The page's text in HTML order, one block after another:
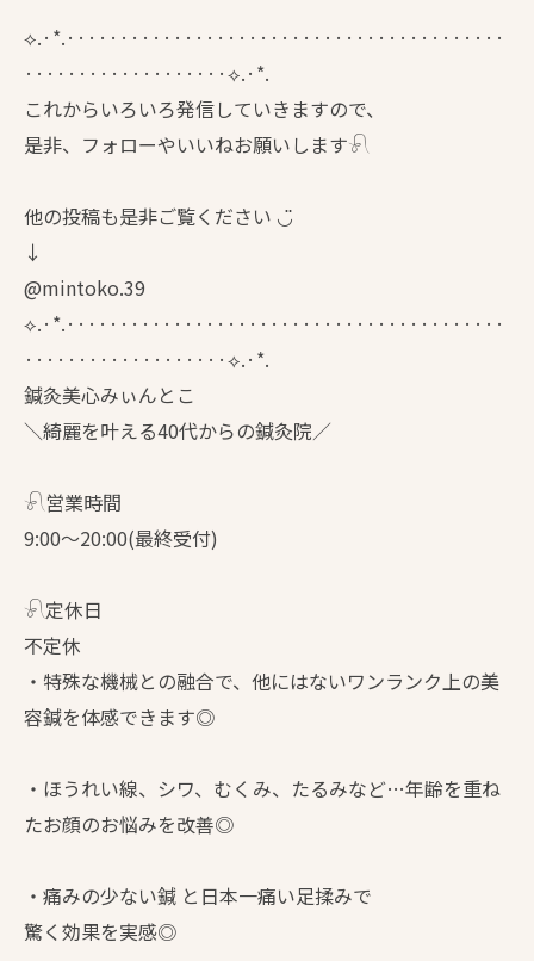
⟡.·*.·········································
···················⟡.·*.
これからいろいろ発信していきますので、
是非、フォローやいいねお願いします𓍯
他の投稿も是非ご覧ください ◡̈
↓
@mintoko.39
⟡.·*.·········································
···················⟡.·*.
鍼灸美心みぃんとこ
＼綺麗を叶える40代からの鍼灸院／
𓍯営業時間
9:00〜20:00(最終受付)
𓍯定休日
不定休
・特殊な機械との融合で、他にはないワンランク上の美
容鍼を体感できます◎
・ほうれい線、シワ、むくみ、たるみなど…年齢を重ね
たお顔のお悩みを改善◎
・痛みの少ない鍼 と日本一痛い足揉みで
驚く効果を実感◎